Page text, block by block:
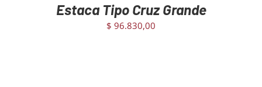
Estaca Tipo Cruz Grande
$ 96.830,00